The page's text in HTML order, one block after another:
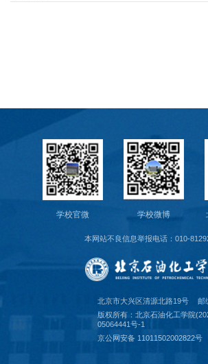
学校官微 学校微博
本网站不良信息举报电话：010-
北京市大兴区清源北路19号
邮
版权所有：北京石油化工学院
05064441号-1
京公网安备 11011502002822号